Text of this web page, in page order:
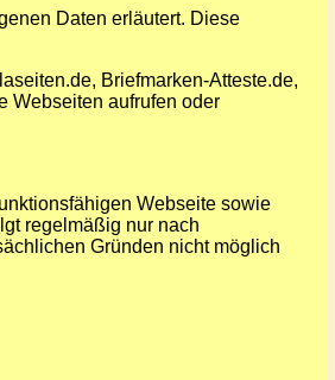
Daten erläutert. Diese
Briefmarken-Atteste.de,
Webseiten aufrufen oder
Webseite sowie
regelmäßig nur nach
Gründen nicht möglich